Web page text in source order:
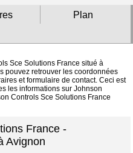
Plan
Sce Solutions France situé à
pouvez retrouver les coordonnées
et formulaire de contact. Ceci est
les informations sur Johnson
Controls Sce Solutions France
France -
Avignon